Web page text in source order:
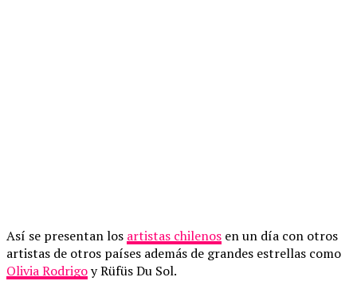
Así se presentan los artistas chilenos en un día con otros
artistas de otros países además de grandes estrellas como
Olivia Rodrigoy Rüfüs Du Sol.